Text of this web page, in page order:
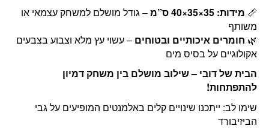
📏 מידות: 35×35×40 ס”מ
– גודל מושלם למשחק עצמאי או
משותף
🌿 חומרים איכותיים ובטוחים – עשוי עץ מלא וצבוע בצבעים
אקולוגיים על בסיס מים
הבית של דובי – שילוב מושלם בין משחק דמיון
להתפתחות!
שימו לב: ייתכנו שינויים קלים באלמנטים המופיעים על גבי
הביזיבורד